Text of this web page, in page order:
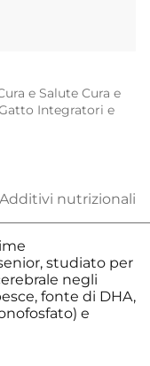
e Salute Cura e
Integratori e
studiato per
negli
fonte di DHA,
e